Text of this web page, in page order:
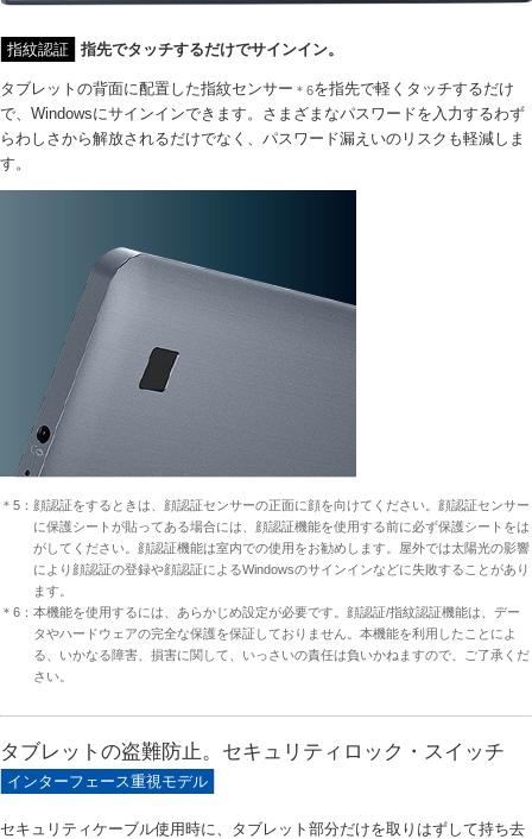
指紋認証 指先でタッチするだけでサインイン。
タブレットの背面に配置した指紋センサー ＊6を指先で軽くタッチするだけ
で、Windowsにサインインできます。さまざまなパスワードを入力するわず
らわしさから解放されるだけでなく、パスワード漏えいのリスクも軽減しま
す。
＊5：顔認証をするときは、顔認証センサーの正面に顔を向けてください。顔認証センサー
に保護シートが貼ってある場合には、顔認証機能を使用する前に必ず保護シートをは
がしてください。顔認証機能は室内での使用をお勧めします。屋外では太陽光の影響
により顔認証の登録や顔認証によるWindowsのサインインなどに失敗することがあり
ます。
＊6：本機能を使用するには、あらかじめ設定が必要です。顔認証/指紋認証機能は、デー
タやハードウェアの完全な保護を保証しておりません。本機能を利用したことによ
る、いかなる障害、損害に関して、いっさいの責任は負いかねますので、ご了承くだ
さい。
タブレットの盗難防止。セキュリティロック・スイッチ
インターフェース重視モデル
セキュリティケーブル使用時に、タブレット部分だけを取りはずして持ち去